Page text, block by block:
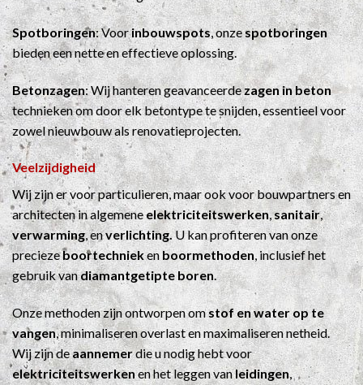
Spotboringen: Voorinbouwspots, onzespotboringen
bieden een nette en effectieve oplossing.
Betonzagen: Wij hanteren geavanceerde zagen in beton
technieken om door elk betontype te snijden, essentieel voor
zowel nieuwbouw als renovatieprojecten.
Veelzijdigheid
Wij zijn er voor particulieren, maar ook voor bouwpartners en
architecten in algemeneelektriciteitswerken,sanitair,
verwarming, enverlichting.U kan profiteren van onze
preciezeboortechniekenboormethoden, inclusief het
gebruik vandiamantgetipte boren.
Onze methoden zijn ontworpen omstof en water op te
vangen, minimaliseren overlast en maximaliseren netheid.
Wij zijn deaannemerdie u nodig hebt voor
elektriciteitswerkenen het leggen vanleidingen,